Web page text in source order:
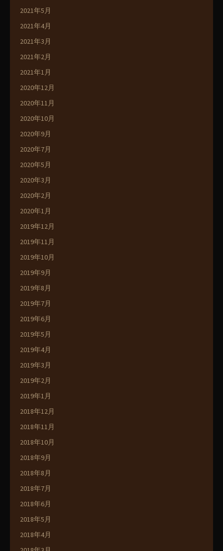
2021年5月
2021年4月
2021年3月
2021年2月
2021年1月
2020年12月
2020年11月
2020年10月
2020年9月
2020年7月
2020年5月
2020年3月
2020年2月
2020年1月
2019年12月
2019年11月
2019年10月
2019年9月
2019年8月
2019年7月
2019年6月
2019年5月
2019年4月
2019年3月
2019年2月
2019年1月
2018年12月
2018年11月
2018年10月
2018年9月
2018年8月
2018年7月
2018年6月
2018年5月
2018年4月